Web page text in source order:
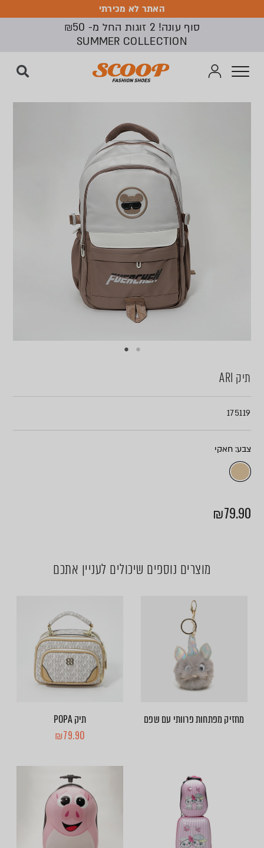
האתר לא מכירתי
האתר לא מכירתי
סוף עונה! 2 זוגות החל מ- ₪50
SUMMER COLLECTION
תיק ARI
175119
צבע
₪79.90
מוצרים נוספים שיכולים לעניין אתכם
מחזיק מפתחות פרוותי עם שפם תיק POPA
₪79.90